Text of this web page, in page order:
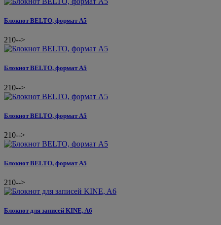
Блокнот BELTO, формат А5
210-->
Блокнот BELTO, формат А5
210-->
Блокнот BELTO, формат А5
210-->
Блокнот BELTO, формат А5
210-->
Блокнот для записей KINE, A6